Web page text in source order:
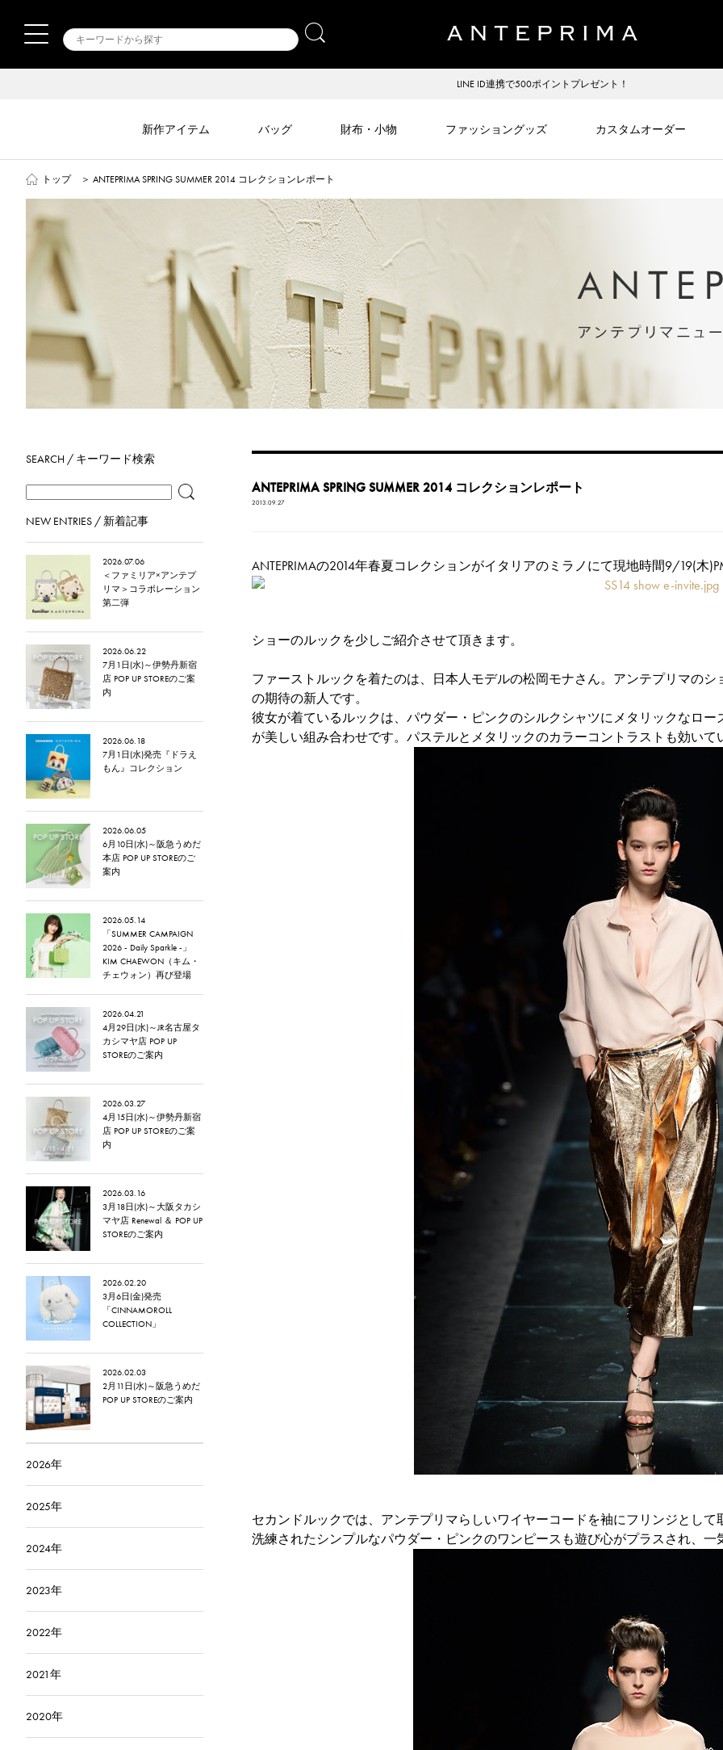
LINE ID連携で500ポイントプレゼント！
新作アイテム バッグ 財布・小物 ファッショングッズ カスタムオーダー
トップ ＞ ANTEPRIMA SPRING SUMMER 2014 コレクションレポート
SEARCH / キーワード検索
NEW ENTRIES / 新着記事
2026.07.06
＜ファミリア×アンテプ
リマ＞コラボレーション
第二弾
2026.06.22
7月1日(水)～伊勢丹新宿
店 POP UP STOREのご案
内
2026.06.18
7月1日(水)発売『ドラえ
もん』コレクション
2026.06.05
6月10日(水)～阪急うめだ
本店 POP UP STOREのご
案内
2026.05.14
「SUMMER CAMPAIGN
2026 - Daily Sparkle -」
KIM CHAEWON（キム・
チェウォン）再び登場
2026.04.21
4月29日(水)～JR名古屋タ
カシマヤ店 POP UP
STOREのご案内
2026.03.27
4月15日(水)～伊勢丹新宿
店 POP UP STOREのご案
内
2026.03.16
3月18日(水)～大阪タカシ
マヤ店 Renewal ＆ POP UP
STOREのご案内
2026.02.20
3月6日(金)発売
「CINNAMOROLL
COLLECTION」
2026.02.03
2月11日(水)～阪急うめだ
POP UP STOREのご案内
2026年
2025年
2024年
2023年
2022年
2021年
2020年
ANTEPRIMA SPRING SUMMER 2014 コレクションレポート
2013.09.27
ANTEPRIMAの2014年春夏コレクションがイタリアのミラノにて現地時間9/19(木
ショーのルックを少しご紹介させて頂きます。
ファーストルックを着たのは、日本人モデルの松岡モナさん。アンテプリマの
の期待の新人です。
彼女が着ているルックは、パウダー・ピンクのシルクシャツにメタリックなロ
が美しい組み合わせです。パステルとメタリックのカラーコントラストも効いて
セカンドルックでは、アンテプリマらしいワイヤーコードを袖にフリンジとして
洗練されたシンプルなパウダー・ピンクのワンピースも遊び心がプラスされ、一